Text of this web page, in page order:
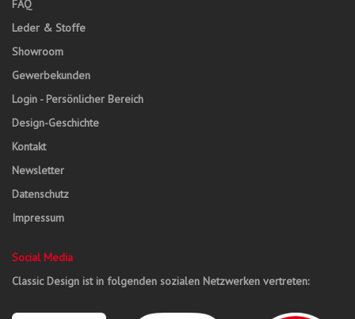
FAQ
Leder & Stoffe
Showroom
Gewerbekunden
Login - Persönlicher Bereich
Design-Geschichte
Kontakt
Newsletter
Datenschutz
Impressum
Social Media
Classic Design ist in folgenden sozialen Netzwerken vertreten: